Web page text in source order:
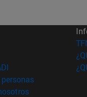
en nueva ventana)
en nueva ventana)
(abre en nueva
(abre en nueva
(abre en nueva